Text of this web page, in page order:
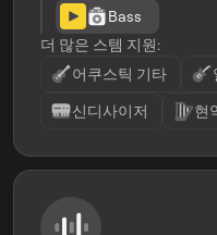
Bass
더 많은 스템 지원:
어쿠스틱 기타
신디사이저
현